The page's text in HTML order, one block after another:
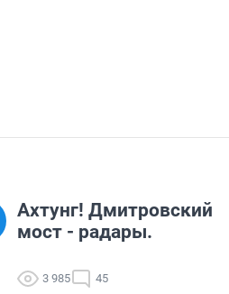
Ахтунг! Дмитровский
мост - радары.
3 985 45